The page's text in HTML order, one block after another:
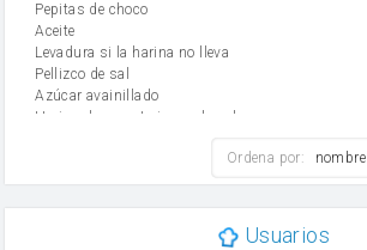
Pepitas de choco
aceite
Levadura si la harina no lleva
Pellizco de sal
Azúcar avainillado
Harina de reposteria con levadura
mantequilla
Ordena por: nombre
Usuarios